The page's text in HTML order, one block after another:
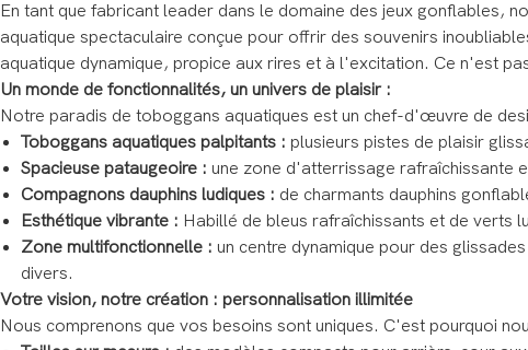
En tant que fabricant leader dans le domaine des jeux gonflables,
aquatique spectaculaire conçue pour offrir des souvenirs
aquatique dynamique, propice aux rires et à l'excitation. Ce n'est
Un monde de fonctionnalités, un univers de plaisir :
Notre paradis de toboggans aquatiques est un chef-d'œuvre de
Toboggans aquatiques palpitants : plusieurs pistes de plaisir
Spacieuse pataugeoire : une zone d'atterrissage rafraîchissante
Compagnons dauphins ludiques : de charmants dauphins
Esthétique vibrante : Habillé de bleus rafraîchissants et de verts
Zone multifonctionnelle : un centre dynamique pour des
divers.
Votre vision, notre création : personnalisation illimitée
Nous comprenons que vos besoins sont uniques. C'est pourquoi